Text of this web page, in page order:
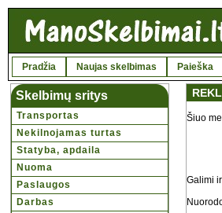
Pradžia Naujas skelbimas Paieška
Skelbimų sritys
Transportas
Nekilnojamas turtas
Statyba, apdaila
Nuoma
Paslaugos
Darbas
Šiuo
Galimi